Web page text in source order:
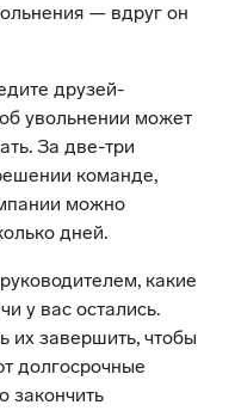
— вдруг он
друзей-
увольнении может
За две-три
команде,
можно
дней.
какие
у вас остались.
их завершить, чтобы
долгосрочные
закончить